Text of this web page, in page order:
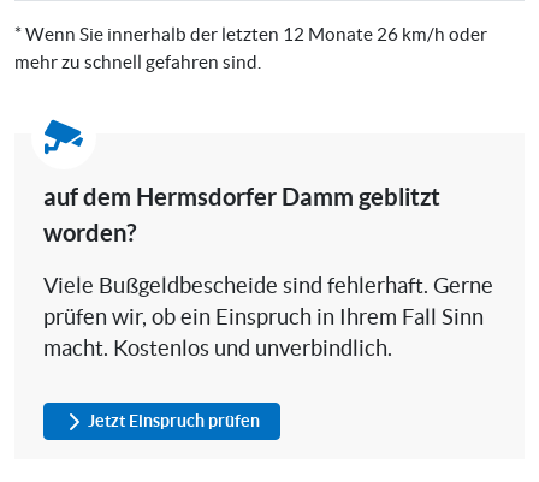
* Wenn Sie innerhalb der letzten 12 Monate 26 km/h oder
mehr zu schnell gefahren sind.
auf dem Hermsdorfer Damm geblitzt
worden?
Viele Bußgeldbescheide sind fehlerhaft. Gerne
prüfen wir, ob ein Einspruch in Ihrem Fall Sinn
macht. Kostenlos und unverbindlich.
Jetzt Einspruch prüfen